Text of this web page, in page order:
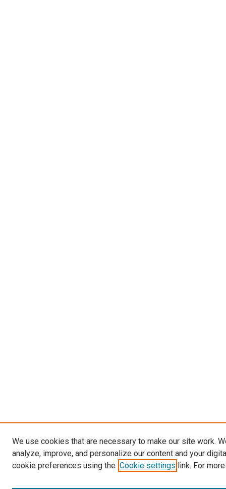
We use cookies that are necessary to make our site work.
analyze, improve, and personalize our content and your
cookie preferences using the Cookie settings link. For